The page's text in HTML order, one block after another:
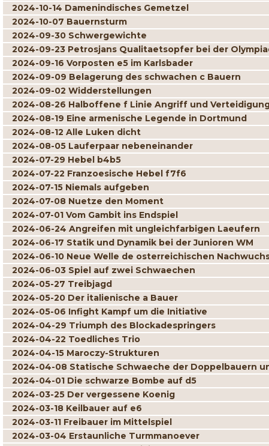
2024-10-14 Damenindisches Gemetzel
2024-10-07 Bauernsturm
2024-09-30 Schwergewichte
2024-09-23 Petrosjans Qualitaetsopfer bei der
2024-09-16 Vorposten e5 im Karlsbader
2024-09-09 Belagerung des schwachen c Bauern
2024-09-02 Widderstellungen
2024-08-26 Halboffene f Linie Angriff und
2024-08-19 Eine armenische Legende in Dortmund
2024-08-12 Alle Luken dicht
2024-08-05 Lauferpaar nebeneinander
2024-07-29 Hebel b4b5
2024-07-22 Franzoesische Hebel f7f6
2024-07-15 Niemals aufgeben
2024-07-08 Nuetze den Moment
2024-07-01 Vom Gambit ins Endspiel
2024-06-24 Angreifen mit ungleichfarbigen Laeufern
2024-06-17 Statik und Dynamik bei der Junioren WM
2024-06-10 Neue Welle de osterreichischen
2024-06-03 Spiel auf zwei Schwaechen
2024-05-27 Treibjagd
2024-05-20 Der italienische a Bauer
2024-05-06 Infight Kampf um die Initiative
2024-04-29 Triumph des Blockadespringers
2024-04-22 Toedliches Trio
2024-04-15 Maroczy-Strukturen
2024-04-08 Statische Schwaeche der Doppelbauern
2024-04-01 Die schwarze Bombe auf d5
2024-03-25 Der vergessene Koenig
2024-03-18 Keilbauer auf e6
2024-03-11 Freibauer im Mittelspiel
2024-03-04 Erstaunliche Turmmanoever